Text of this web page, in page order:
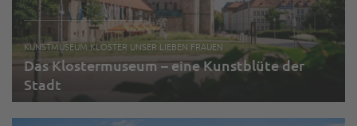
KUNSTMUSEUM KLOSTER UNSER LIEBEN FRAUEN
Das Klostermuseum – eine Kunstblüte der
Stadt